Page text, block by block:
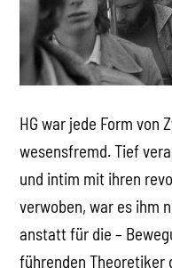
HG war jede Form von
wesensfremd. Tief
und intim mit ihren
verwoben, war es ihm
anstatt für die –
führenden Theoretiker